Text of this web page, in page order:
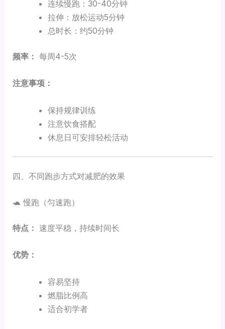
连续慢跑：30-40分钟
拉伸：放松运动5分钟
总时长：约50分钟
频率： 每周4-5次
注意事项：
保持规律训练
注意饮食搭配
休息日可安排轻松活动
四、不同跑步方式对减肥的效果
🐢 慢跑（匀速跑）
特点： 速度平稳，持续时间长
优势：
容易坚持
燃脂比例高
适合初学者